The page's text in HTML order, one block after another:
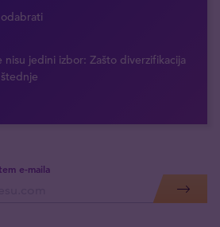
nisu jedini izbor: Zašto diverzifikacija
e-maila